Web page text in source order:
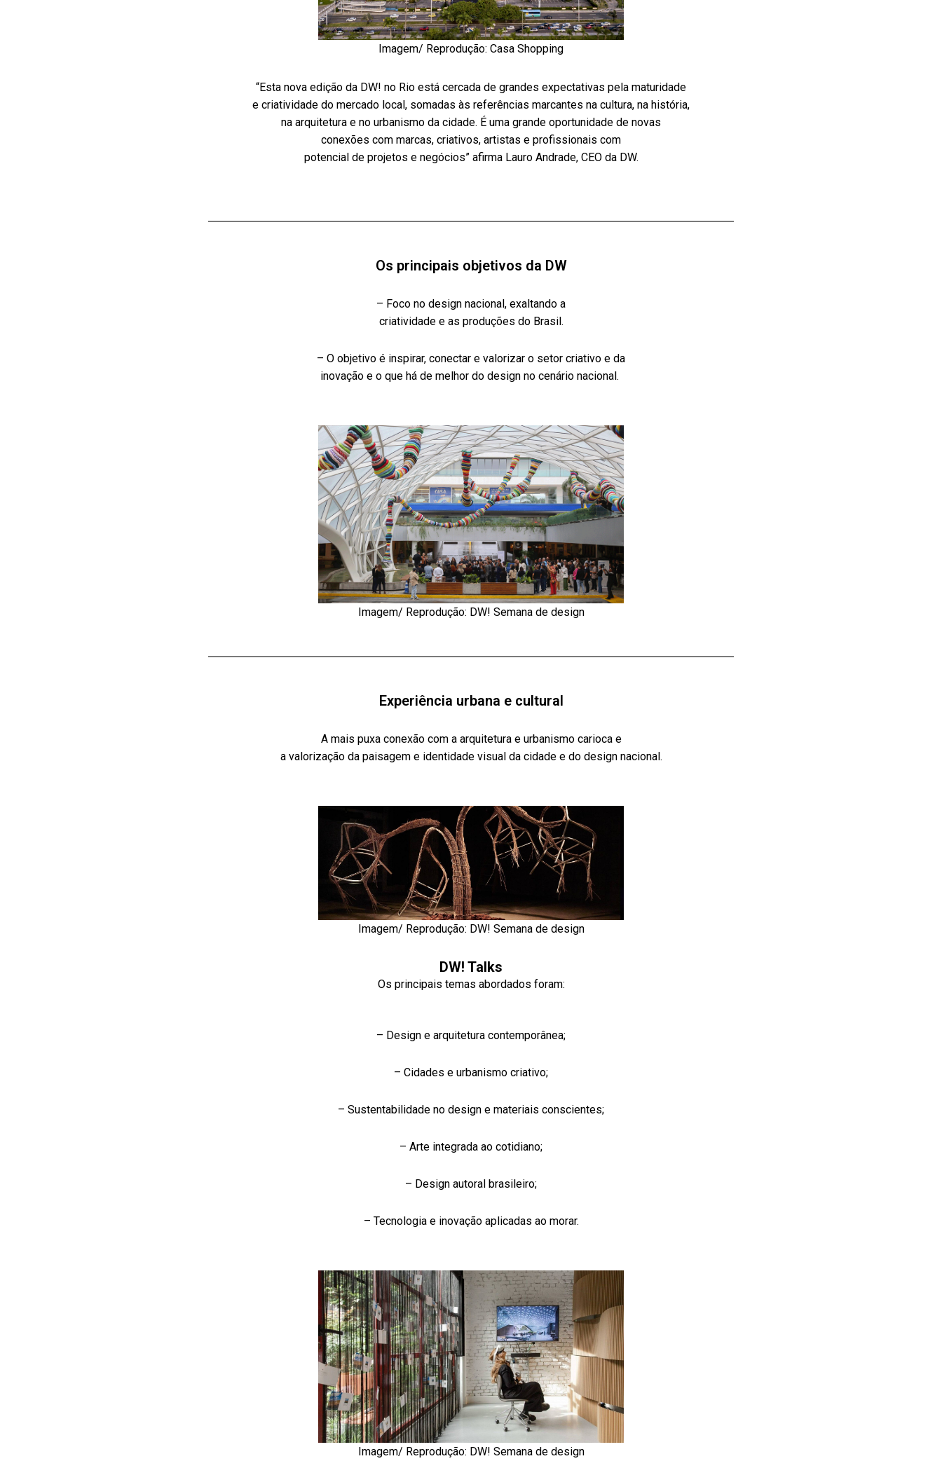
Imagem/ Reprodução: Casa Shopping
“Esta nova edição da DW! no Rio está cercada de grandes expectativas pela maturidade
e criatividade do mercado local, somadas às referências marcantes na cultura, na história,
na arquitetura e no urbanismo da cidade. É uma grande oportunidade de novas
conexões com marcas, criativos, artistas e profissionais com
potencial de projetos e negócios” afirma Lauro Andrade, CEO da DW.
Os principais objetivos da DW
– Foco no design nacional, exaltando a
criatividade e as produções do Brasil.
– O objetivo é inspirar, conectar e valorizar o setor criativo e da
inovação e o que há de melhor do design no cenário nacional.
Imagem/ Reprodução: DW! Semana de design
Experiência urbana e cultural
A mais puxa conexão com a arquitetura e urbanismo carioca e
a valorização da paisagem e identidade visual da cidade e do design nacional.
Imagem/ Reprodução: DW! Semana de design
DW! Talks
Os principais temas abordados foram:
– Design e arquitetura contemporânea;
– Cidades e urbanismo criativo;
– Sustentabilidade no design e materiais conscientes;
– Arte integrada ao cotidiano;
– Design autoral brasileiro;
– Tecnologia e inovação aplicadas ao morar.
Imagem/ Reprodução: DW! Semana de design